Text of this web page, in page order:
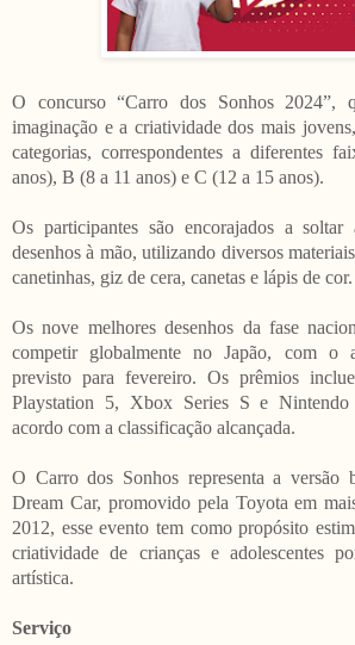
O concurso “Carro dos Sonhos 2024”,
imaginação e a criatividade dos mais
categorias, correspondentes a diferentes
anos), B (8 a 11 anos) e C (12 a 15 anos).
Os participantes são encorajados a
desenhos à mão, utilizando diversos
canetinhas, giz de cera, canetas e lápis de cor.
Os nove melhores desenhos da fase
competir globalmente no Japão, com o
previsto para fevereiro. Os prêmios
Playstation 5, Xbox Series S e
acordo com a classificação alcançada.
O Carro dos Sonhos representa a versão
Dream Car, promovido pela Toyota em
2012, esse evento tem como propósito
criatividade de crianças e adolescentes
artística.
Serviço